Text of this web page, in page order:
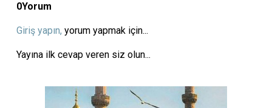
0Yorum
Giriş yapın, yorum yapmak için...
Yayına ilk cevap veren siz olun...